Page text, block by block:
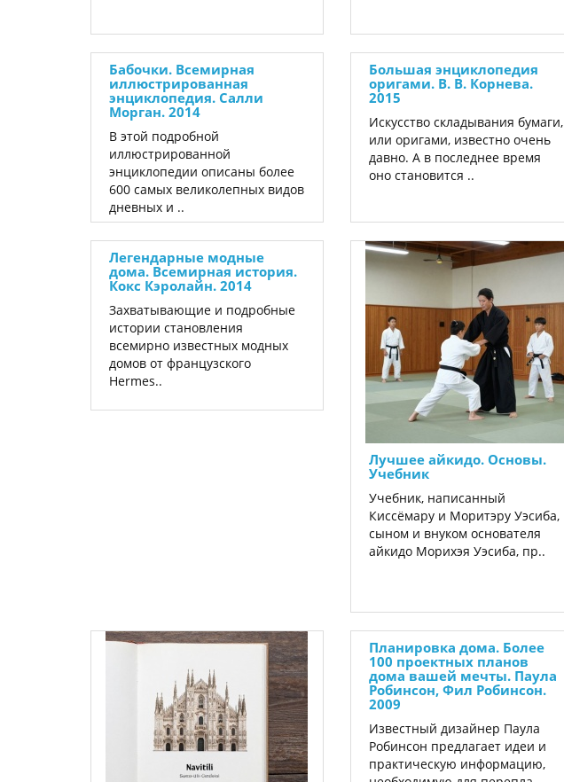
Бабочки. Всемирная
иллюстрированная
энциклопедия. Салли
Морган. 2014
В этой подробной
иллюстрированной
энциклопедии описаны более
600 самых великолепных видов
дневных и ..
Большая энциклопедия
оригами. В. В. Корнева.
2015
Искусство складывания бумаги,
или оригами, известно очень
давно. А в последнее время
оно становится ..
Легендарные модные
дома. Всемирная история.
Кокс Кэролайн. 2014
Захватывающие и подробные
истории становления
всемирно известных модных
домов от французского
Hermes..
Лучшее айкидо. Основы.
Учебник
Учебник, написанный
Киссёмару и Моритэру Уэсиба,
сыном и внуком основателя
айкидо Морихэя Уэсиба, пр..
Планировка дома. Более
100 проектных планов
дома вашей мечты. Паула
Робинсон, Фил Робинсон.
2009
Известный дизайнер Паула
Робинсон предлагает идеи и
практическую информацию,